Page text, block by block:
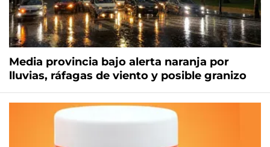
Media provincia bajo alerta naranja por
lluvias, ráfagas de viento y posible granizo